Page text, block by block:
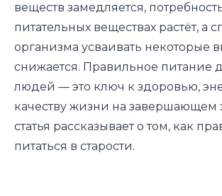
веществ замедляется,
питательных веществах растёт, а
организма усваивать некоторые
снижается. Правильное питание
людей — это ключ к здоровью,
качеству жизни на завершающем
статья рассказывает о том, как
питаться в старости.